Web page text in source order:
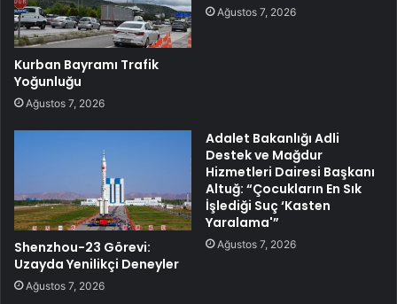
Kurban Bayramı Trafik
Yoğunluğu
Ağustos 7, 2026
Ağustos 7, 2026
Shenzhou-23 Görevi:
Uzayda Yenilikçi Deneyler
Ağustos 7, 2026
Adalet Bakanlığı Adli
Destek ve Mağdur
Hizmetleri Dairesi Başkanı
Altuğ: “Çocukların En Sık
İşlediği Suç ‘Kasten
Yaralama'”
Ağustos 7, 2026